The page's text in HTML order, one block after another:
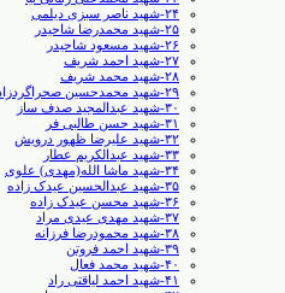
۲۴-شهید ناصر سبزی دیلمی
۲۵-شهید محمدرضا شاحیدر
۲۶-شهید مسعود شاحیدر
۲۷-شهید احمد شریف
۲۸-شهید محمد شریف
۲۹-شهید محمدحسین صحراگردزاده
۳۰-شهید عبدالمجید صدف ساز
۳۱-شهید حسن طالبی ‏فر
۳۲-شهید علیرضا ظهور درویش
۳۳-شهید عبدالکریم عطار
۳۴-شهید ماشا الله(مهدی) علوی
۳۵-شهید عبدالحسین عیدک زاده
۳۶-شهید محسن عیدک زاده
۳۷-شهید مهدی عیدی مراد
۳۸-شهید محمودرضا فرزانه
۳۹-شهید احمد فروتن
۴۰-شهید محمد فعال
۴۱-شهید احمد لیاقتی راد